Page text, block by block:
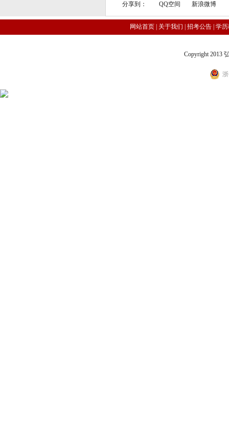
分享到： QQ空间 新浪微博
网站首页| 关于我们 招考公告| 学
Copyright 2013